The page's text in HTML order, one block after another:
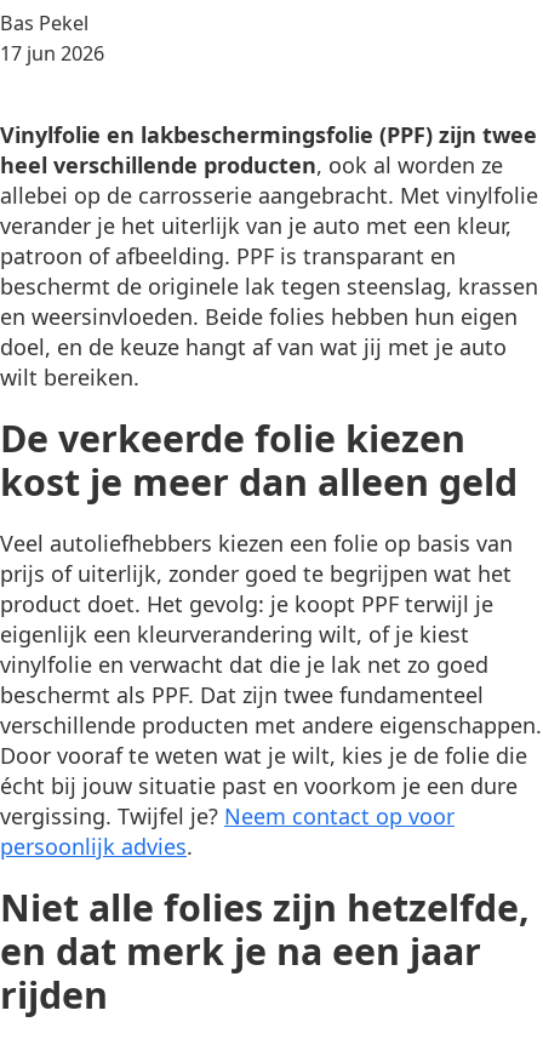
Posted
by:
Bas Pekel
17 jun 2026
Vinylfolie en lakbeschermingsfolie (PPF) zijn twee
heel verschillende producten, ook al worden ze
allebei op de carrosserie aangebracht. Met vinylfolie
verander je het uiterlijk van je auto met een kleur,
patroon of afbeelding. PPF is transparant en
beschermt de originele lak tegen steenslag, krassen
en weersinvloeden. Beide folies hebben hun eigen
doel, en de keuze hangt af van wat jij met je auto
wilt bereiken.
De verkeerde folie kiezen
kost je meer dan alleen geld
Veel autoliefhebbers kiezen een folie op basis van
prijs of uiterlijk, zonder goed te begrijpen wat het
product doet. Het gevolg: je koopt PPF terwijl je
eigenlijk een kleurverandering wilt, of je kiest
vinylfolie en verwacht dat die je lak net zo goed
beschermt als PPF. Dat zijn twee fundamenteel
verschillende producten met andere eigenschappen.
Door vooraf te weten wat je wilt, kies je de folie die
écht bij jouw situatie past en voorkom je een dure
vergissing. Twijfel je? Neem contact op voor
persoonlijk advies.
Niet alle folies zijn hetzelfde,
en dat merk je na een jaar
rijden